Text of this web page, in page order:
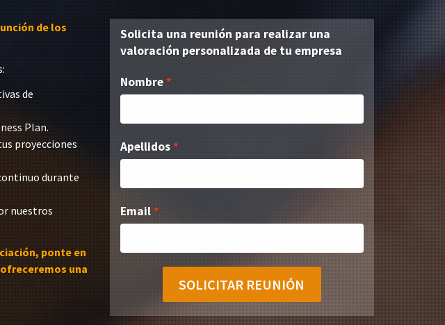
de los
de
Plan.
proyecciones
durante
nuestros
ponte en
una
Solicita una reunión para realizar una
valoración personalizada de tu empresa
Nombre
Apellidos
Email
SOLICITAR REUNIÓN